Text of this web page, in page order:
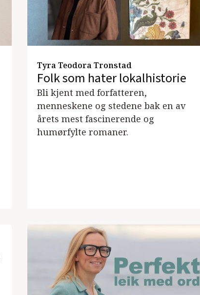
Tyra Teodora Tronstad
Folk som hater lokalhistorie
Bli kjent med forfatteren,
menneskene og stedene bak en av
årets mest fascinerende og
humørfylte romaner.